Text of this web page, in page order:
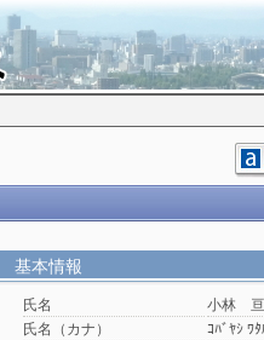
基本情報
氏名
小林 亘
氏名（カナ）
ｺﾊﾞﾔｼ ﾜﾀ